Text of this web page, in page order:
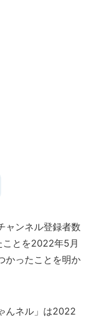
ャンネル登録者数
ことを2022年5月
かったことを明か
んネル」は2022